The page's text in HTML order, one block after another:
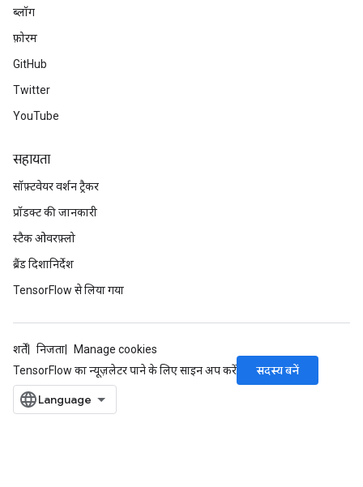
ब्लॉग
फ़ोरम
GitHub
Twitter
YouTube
सहायता
सॉफ़्टवेयर वर्शन ट्रैकर
प्रॉडक्ट की जानकारी
स्टैक ओवरफ़्लो
ब्रैंड दिशानिर्देश
TensorFlow से लिया गया
शर्तें निजता
Manage cookies
TensorFlow का न्यूज़लेटर पाने के लिए साइन अप करें
सदस्य बनें